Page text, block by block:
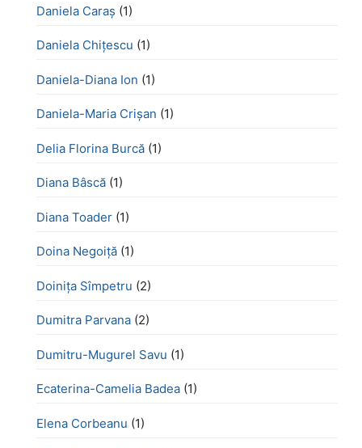
Daniela Caraș (1)
Daniela Chiţescu (1)
Daniela-Diana Ion (1)
Daniela-Maria Crișan (1)
Delia Florina Burcă (1)
Diana Bâscă (1)
Diana Toader (1)
Doina Negoiță (1)
Doinița Sîmpetru (2)
Dumitra Parvana (2)
Dumitru-Mugurel Savu (1)
Ecaterina-Camelia Badea (1)
Elena Corbeanu (1)